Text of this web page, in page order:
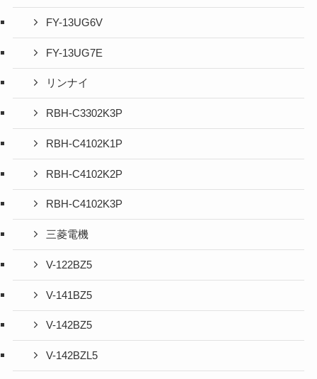
FY-13UG6V
FY-13UG7E
リンナイ
RBH-C3302K3P
RBH-C4102K1P
RBH-C4102K2P
RBH-C4102K3P
三菱電機
V-122BZ5
V-141BZ5
V-142BZ5
V-142BZL5